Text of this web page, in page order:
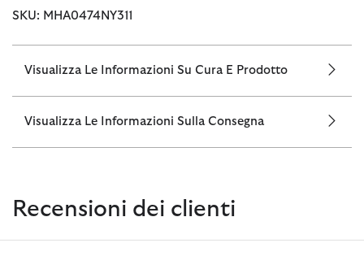
SKU: MHA0474NY311
Visualizza Le Informazioni Su Cura E Prodotto
Visualizza Le Informazioni Sulla Consegna
Recensioni dei clienti